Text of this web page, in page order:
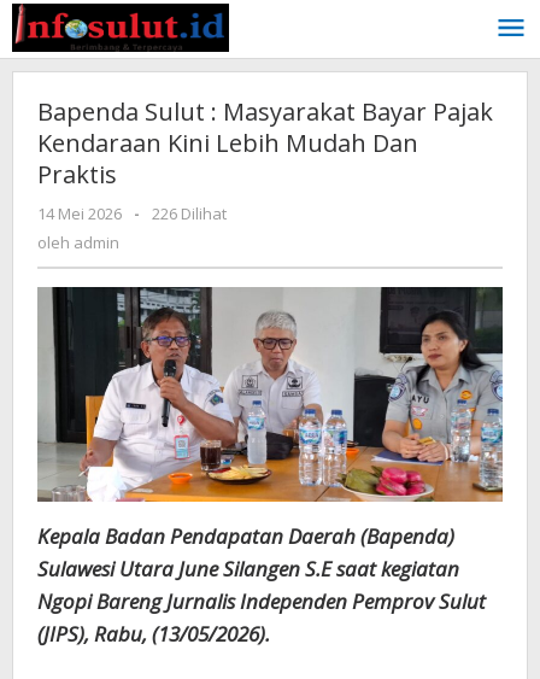
Lewati
ke
konten
Bapenda Sulut : Masyarakat Bayar Pajak
Kendaraan Kini Lebih Mudah Dan
Praktis
14 Mei 2026
oleh
-
226 Dilihat
oleh admin
Kepala Badan Pendapatan Daerah (Bapenda)
Sulawesi Utara June Silangen S.E saat kegiatan
Ngopi Bareng Jurnalis Independen Pemprov Sulut
(JIPS), Rabu, (13/05/2026).